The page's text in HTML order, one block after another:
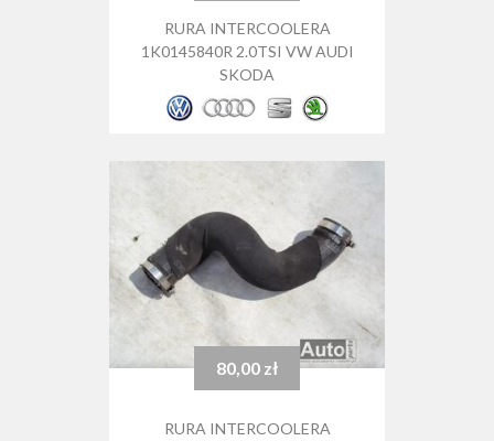
RURA INTERCOOLERA
1K0145840R 2.0TSI VW AUDI
SKODA
Cena80,00 zł
RURA INTERCOOLERA